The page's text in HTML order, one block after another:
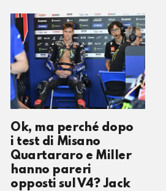
Ok, ma perché dopo
i test di Misano
Quartararo e Miller
hanno pareri
opposti sul V4? Jack